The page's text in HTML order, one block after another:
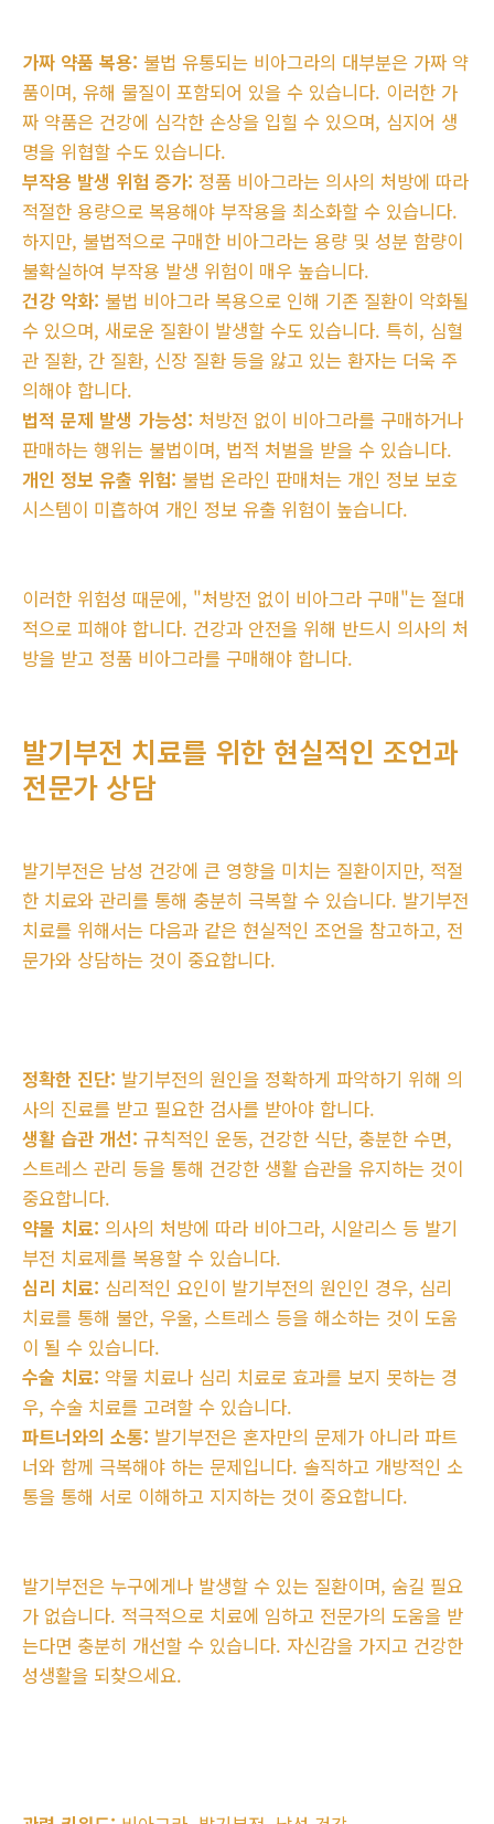
가짜 약품 복용: 불법 유통되는 비아그라의 대부분은 가짜 약
품이며, 유해 물질이 포함되어 있을 수 있습니다. 이러한 가
짜 약품은 건강에 심각한 손상을 입힐 수 있으며, 심지어 생
명을 위협할 수도 있습니다.
부작용 발생 위험 증가: 정품 비아그라는 의사의 처방에 따라
적절한 용량으로 복용해야 부작용을 최소화할 수 있습니다.
하지만, 불법적으로 구매한 비아그라는 용량 및 성분 함량이
불확실하여 부작용 발생 위험이 매우 높습니다.
건강 악화: 불법 비아그라 복용으로 인해 기존 질환이 악화될
수 있으며, 새로운 질환이 발생할 수도 있습니다. 특히, 심혈
관 질환, 간 질환, 신장 질환 등을 앓고 있는 환자는 더욱 주
의해야 합니다.
법적 문제 발생 가능성: 처방전 없이 비아그라를 구매하거나
판매하는 행위는 불법이며, 법적 처벌을 받을 수 있습니다.
개인 정보 유출 위험: 불법 온라인 판매처는 개인 정보 보호
시스템이 미흡하여 개인 정보 유출 위험이 높습니다.
이러한 위험성 때문에, "처방전 없이 비아그라 구매"는 절대
적으로 피해야 합니다. 건강과 안전을 위해 반드시 의사의 처
방을 받고 정품 비아그라를 구매해야 합니다.
발기부전 치료를 위한 현실적인 조언과
전문가 상담
발기부전은 남성 건강에 큰 영향을 미치는 질환이지만, 적절
한 치료와 관리를 통해 충분히 극복할 수 있습니다. 발기부전
치료를 위해서는 다음과 같은 현실적인 조언을 참고하고, 전
문가와 상담하는 것이 중요합니다.
정확한 진단: 발기부전의 원인을 정확하게 파악하기 위해 의
사의 진료를 받고 필요한 검사를 받아야 합니다.
생활 습관 개선: 규칙적인 운동, 건강한 식단, 충분한 수면,
스트레스 관리 등을 통해 건강한 생활 습관을 유지하는 것이
중요합니다.
약물 치료: 의사의 처방에 따라 비아그라, 시알리스 등 발기
부전 치료제를 복용할 수 있습니다.
심리 치료: 심리적인 요인이 발기부전의 원인인 경우, 심리
치료를 통해 불안, 우울, 스트레스 등을 해소하는 것이 도움
이 될 수 있습니다.
수술 치료: 약물 치료나 심리 치료로 효과를 보지 못하는 경
우, 수술 치료를 고려할 수 있습니다.
파트너와의 소통: 발기부전은 혼자만의 문제가 아니라 파트
너와 함께 극복해야 하는 문제입니다. 솔직하고 개방적인 소
통을 통해 서로 이해하고 지지하는 것이 중요합니다.
발기부전은 누구에게나 발생할 수 있는 질환이며, 숨길 필요
가 없습니다. 적극적으로 치료에 임하고 전문가의 도움을 받
는다면 충분히 개선할 수 있습니다. 자신감을 가지고 건강한
성생활을 되찾으세요.